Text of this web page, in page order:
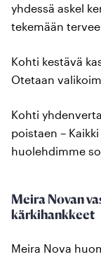
yhdessä askel
tekemään
Kohti kestävä
Otetaan
Kohti
poistaen –
huolehdimme
Meira Novan
kärkihankkeet
Meira Nova